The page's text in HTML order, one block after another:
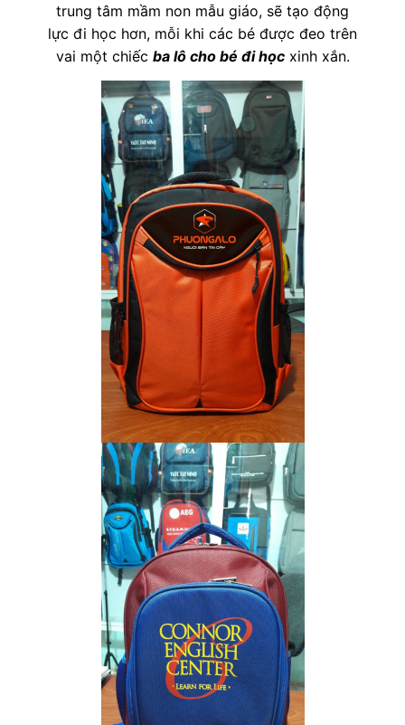
trung tâm mầm non mẫu giáo, sẽ tạo động
lực đi học hơn, mỗi khi các bé được đeo trên
vai một chiếc ba lô cho bé đi họcxinh xắn.